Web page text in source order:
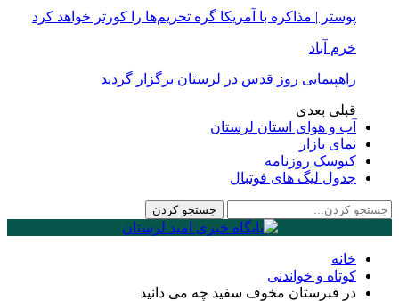
پوستر | مذاکره با آمریکا گره تحریم‌ها را کورتر خواهد کرد
خرم آباد
راهپیمایی روز قدس در لرستان برگزار گردید
قبلی بعدی
آب و هوای استان لرستان
نمای بازار
کیوسک روزنامه
جدول لیگ های فوتبال
خانه
کوتاه و خواندنی
در قبرستان مخوف سفید چه می دانید